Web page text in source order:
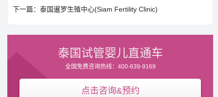
下一篇：泰国暹罗生殖中心(Siam Fertility Clinic)
泰国试管婴儿直通车
全国免费咨询热线：400-639-9169
点击咨询&预约